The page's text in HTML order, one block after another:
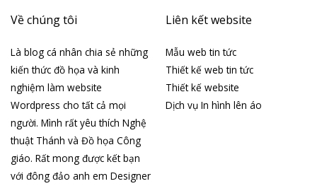
Về chúng tôi
Là blog cá nhân chia sẻ những
kiến thức đồ họa và kinh
nghiệm làm website
Wordpress cho tất cả mọi
người. Mình rất yêu thích Nghệ
thuật Thánh và Đồ họa Công
giáo. Rất mong được kết bạn
với đông đảo anh em Designer
Liên kết website
Mẫu web tin tức
Thiết kế web tin tức
Thiết kế website
Dịch vụ In hình lên áo